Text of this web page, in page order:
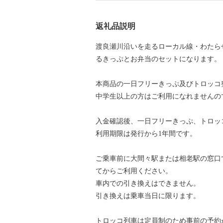
返礼品説明
渡良瀬川沿いを走るローカル線・わた
るきっぷとお弁当のセットになります
本商品の一日フリーきっぷ及びトロッ
中学生以上の方はご利用になれません
入金確認後、一日フリーきっぷ、トロ
利用期限は発行から1年間です。
ご乗車前に大間々駅または相老駅の窓
てからご利用ください。
車内での引き換えはできません。
引き換えは乗車当日に限ります。
トロッコ列車は定員制のため事前の予